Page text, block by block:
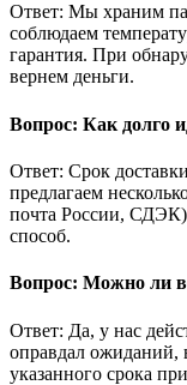
Ответ: Мы храним
соблюдаем
гарантия. При
вернем деньги.
Вопрос: Как долго
Ответ: Срок
предлагаем
почта России,
способ.
Вопрос: Можно ли
Ответ: Да, у нас
оправдал ожиданий,
указанного срока